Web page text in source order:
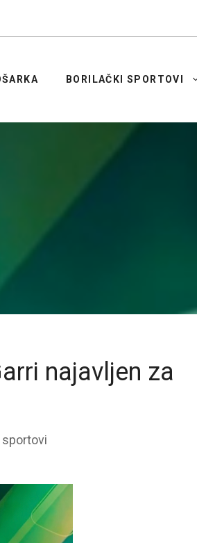
BORILAČKI SPORTOVI
najavljen za
sportovi